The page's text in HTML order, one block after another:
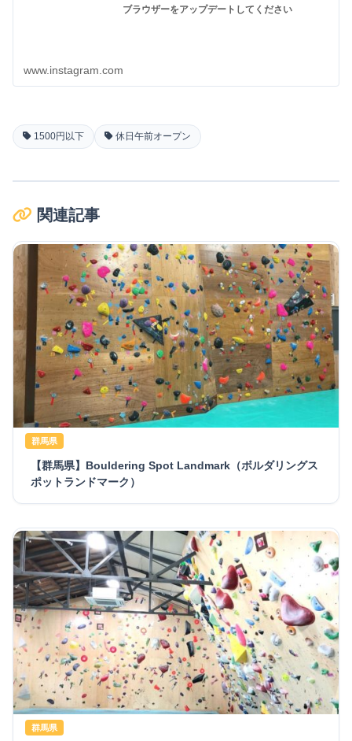
ブラウザーをアップデートしてください
www.instagram.com
1500円以下 休日午前オープン
関連記事
群馬県
【群馬県】Bouldering Spot Landmark（ボルダリングス
ポットランドマーク）
群馬県